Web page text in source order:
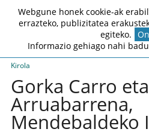
Kirola
Gorka Carro
Arruabarrena,
Mendebaldeko
Webgune honek cookie-ak
errazteko, publizitatea
egiteko.
Informazio gehiago nahi